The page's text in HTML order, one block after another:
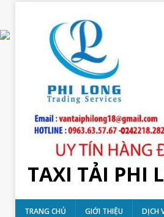
TAXI TẢI PHI
TRANG CHỦ GIỚI THIỆU DỊCH